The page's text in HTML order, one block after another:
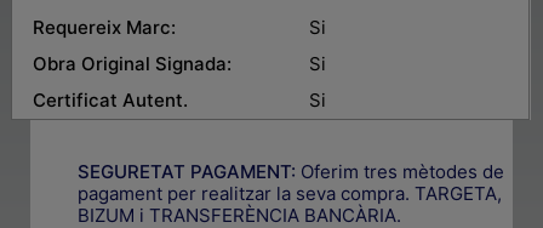
Requereix Marc:
Si
Obra Original Signada:
Si
Certificat Autent.
Si
SEGURETAT PAGAMENT: Oferim tres mètodes de
pagament per realitzar la seva compra. TARGETA,
BIZUM i TRANSFERÈNCIA BANCÀRIA.